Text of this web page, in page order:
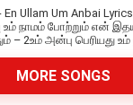
Ullam Um Anbai
நாமம் போற்றும் என்
2உம் அன்பு பெரியது உம்
MORE SONGS